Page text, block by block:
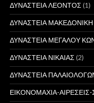
ΔΥΝΑΣΤΕΙΑ ΛΕΟΝΤΟΣ (1)
ΔΥΝΑΣΤΕΙΑ ΜΑΚΕΔΟΝΙΚΗ
ΔΥΝΑΣΤΕΙΑ ΜΕΓΑΛΟΥ
ΔΥΝΑΣΤΕΙΑ ΝΙΚΑΙΑΣ (2)
ΔΥΝΑΣΤΕΙΑ
ΕΙΚΟΝΟΜΑΧΙΑ-